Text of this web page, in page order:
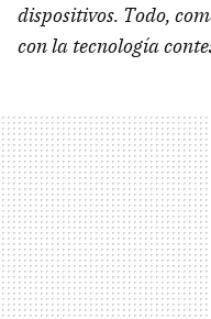
dispositivos. Todo,
con la tecnología